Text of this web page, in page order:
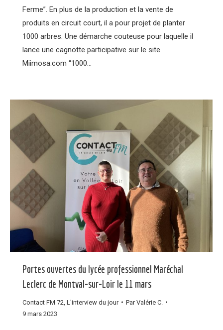
Ferme”. En plus de la production et la vente de
produits en circuit court, il a pour projet de planter
1000 arbres. Une démarche couteuse pour laquelle il
lance une cagnotte participative sur le site
Miimosa.com “1000…
Portes ouvertes du lycée professionnel Maréchal
Leclerc de Montval-sur-Loir le 11 mars
Contact FM 72 L'interview du jour ParValérie C.
9 mars 2023